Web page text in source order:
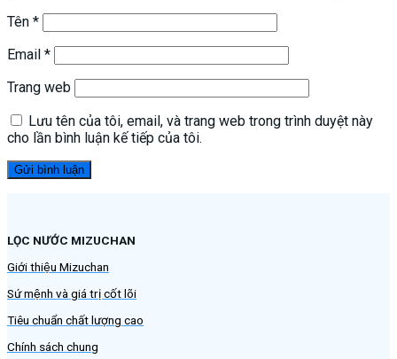
Tên *
Email *
Trang web
Lưu tên của tôi, email, và trang web trong trình duyệt này
cho lần bình luận kế tiếp của tôi.
LỌC NƯỚC MIZUCHAN
Giới thiệu Mizuchan
Sứ mệnh và giá trị cốt lõi
Tiêu chuẩn chất lượng cao
Chính sách chung